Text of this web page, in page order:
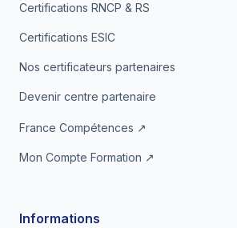
Certifications RNCP & RS
Certifications ESIC
Nos certificateurs partenaires
Devenir centre partenaire
France Compétences ↗
Mon Compte Formation ↗
Informations